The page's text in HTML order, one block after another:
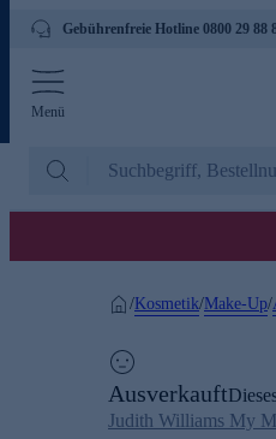
Gebührenfreie Hotline 0800 29 88
Menü
/Kosmetik/Make-Up/
Ausverkauft
Judith Williams My